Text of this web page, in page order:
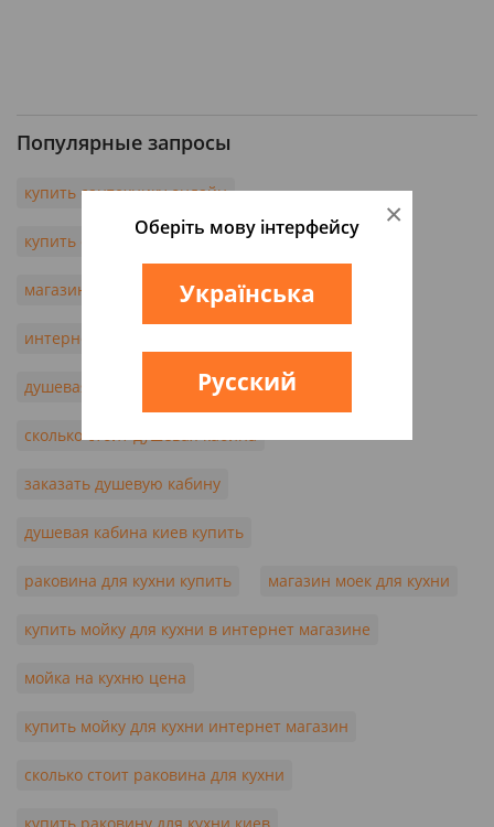
Популярные запросы
купить сантехнику онлайн
купить сантехнику в украине
магазин сантехники цены
интернет магазин сантехники в одессе
душевая кабина купить
сколько стоит душевая кабина
заказать душевую кабину
душевая кабина киев купить
раковина для кухни купить магазин моек для кухни
купить мойку для кухни в интернет магазине
мойка на кухню цена
купить мойку для кухни интернет магазин
сколько стоит раковина для кухни
×
Оберіть мову інтерфейсу
Українська
Русский